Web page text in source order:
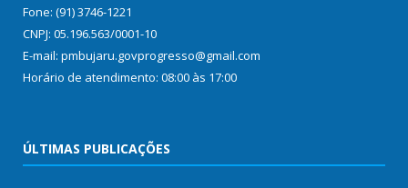
Fone: (91) 3746-1221
CNPJ: 05.196.563/0001-10
E-mail: pmbujaru.govprogresso@gmail.com
Horário de atendimento: 08:00 às 17:00
ÚLTIMAS PUBLICAÇÕES